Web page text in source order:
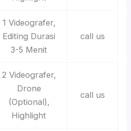
1 Videografer,
Editing Durasi
3-5 Menit
call us
2 Videografer,
Drone
(Optional),
Highlight
call us